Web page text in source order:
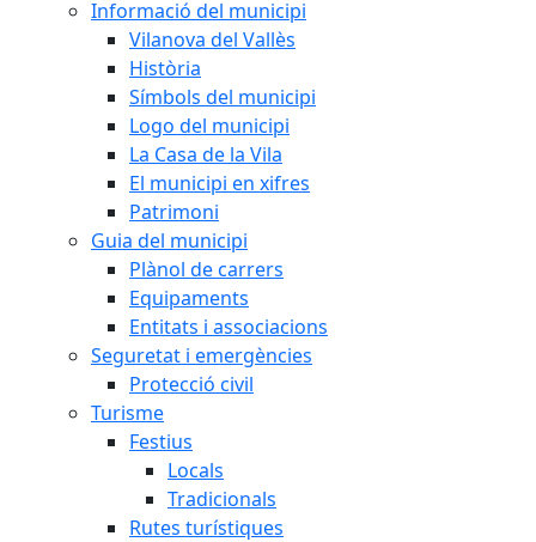
Informació del municipi
Vilanova del Vallès
Història
Símbols del municipi
Logo del municipi
La Casa de la Vila
El municipi en xifres
Patrimoni
Guia del municipi
Plànol de carrers
Equipaments
Entitats i associacions
Seguretat i emergències
Protecció civil
Turisme
Festius
Locals
Tradicionals
Rutes turístiques